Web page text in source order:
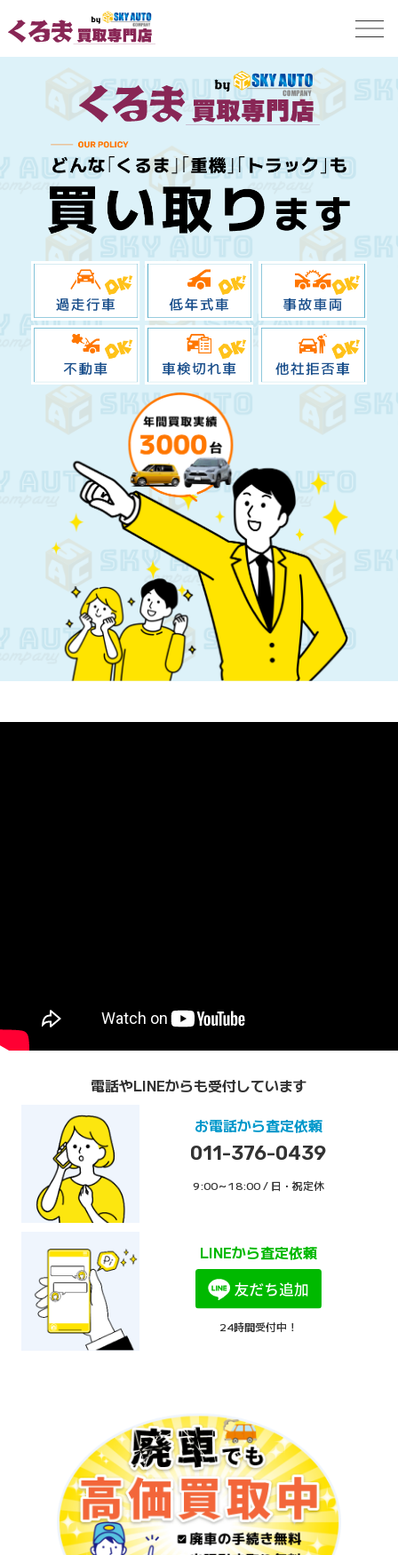
電話やLINEからも受付しています
お電話から査定依頼
011-376-0439
9:00～18:00 / 日・祝定休
LINEから査定依頼
24時間受付中！